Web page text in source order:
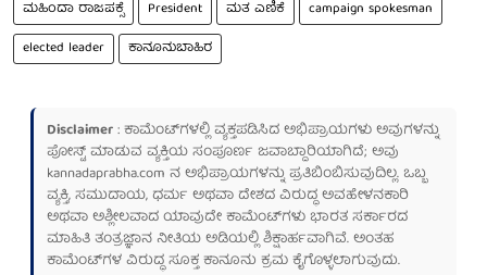
ಮಹಿಂದಾ ರಾಜಪಕ್ಸೆ President ಮತ ಎಣಿಕೆ
campaign spokesman
elected leader
ಕಾನೂನುಬಾಹಿರ
Disclaimer: ಕಾಮೆಂಟ್‌ಗಳಲ್ಲಿ ವ್ಯಕ್ತಪಡಿಸಿದ ಅಭಿಪ್ರಾಯಗಳು ಅವುಗಳನ್ನು
ಪೋಸ್ಟ್ ಮಾಡುವ ವ್ಯಕ್ತಿಯ ಸಂಪೂರ್ಣ ಜವಾಬ್ದಾರಿಯಾಗಿದೆ; ಅವು
kannadaprabha.com ನ ಅಭಿಪ್ರಾಯಗಳನ್ನು ಪ್ರತಿಬಿಂಬಿಸುವುದಿಲ್ಲ. ಒಬ್ಬ
ವ್ಯಕ್ತಿ, ಸಮುದಾಯ, ಧರ್ಮ ಅಥವಾ ದೇಶದ ವಿರುದ್ಧ ಅವಹೇಳನಕಾರಿ
ಅಥವಾ ಅಶ್ಲೀಲವಾದ ಯಾವುದೇ ಕಾಮೆಂಟ್‌ಗಳು ಭಾರತ ಸರ್ಕಾರದ
ಮಾಹಿತಿ ತಂತ್ರಜ್ಞಾನ ನೀತಿಯ ಅಡಿಯಲ್ಲಿ ಶಿಕ್ಷಾರ್ಹವಾಗಿವೆ. ಅಂತಹ
ಕಾಮೆಂಟ್‌ಗಳ ವಿರುದ್ಧ ಸೂಕ್ತ ಕಾನೂನು ಕ್ರಮ ಕೈಗೊಳ್ಳಲಾಗುವುದು.